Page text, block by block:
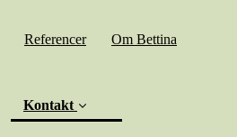
Referencer Om Bettina
Kontakt (current)